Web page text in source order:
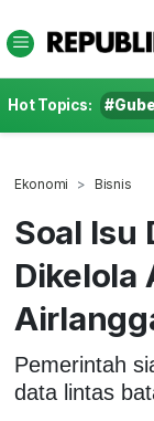
Hot Topics:
Ekonomi Bisnis
Soal Isu
Dikelola
Pemerintah
data lintas